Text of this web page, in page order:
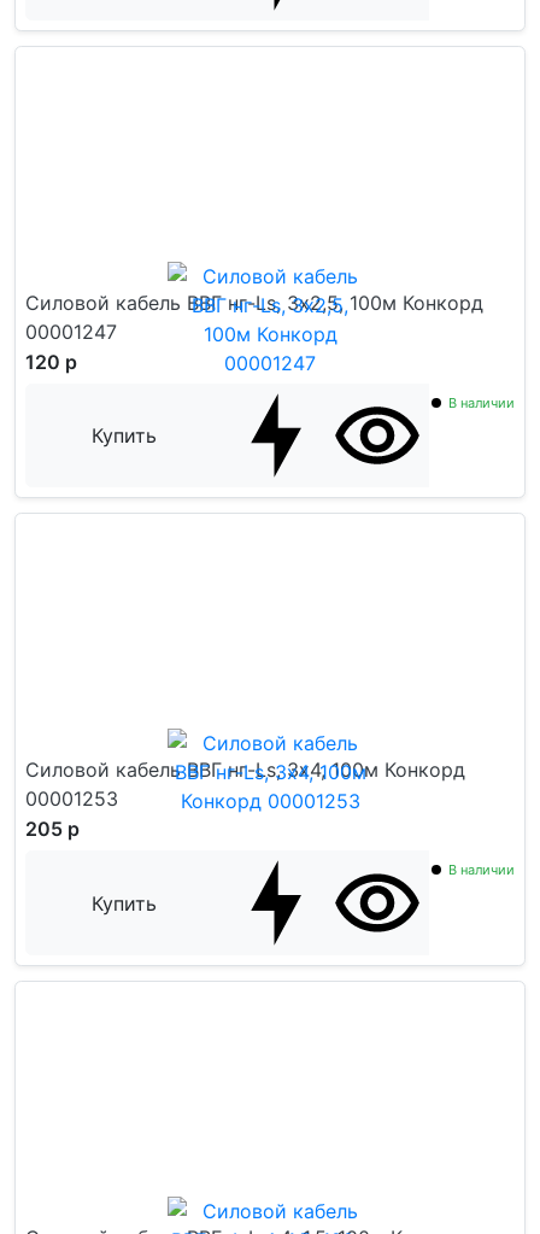
Силовой кабель ВВГ нг-Ls, 3х2,5, 100м Конкорд
00001247
120 р
Купить
В наличии
Силовой кабель ВВГ нг-Ls, 3х4, 100м Конкорд
00001253
205 р
Купить
В наличии